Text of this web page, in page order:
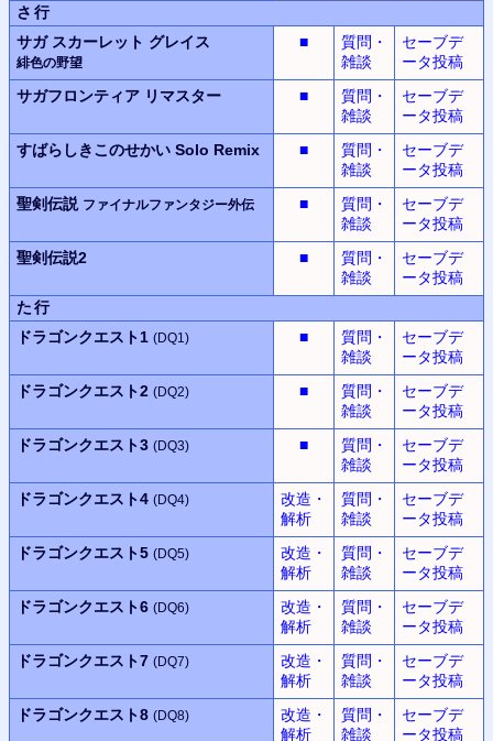
さ行
サガ スカーレット グレイス
緋色の野望
■
質問・
雑談
セーブデ
ータ投稿
サガフロンティア リマスター ■
質問・
雑談
セーブデ
ータ投稿
すばらしきこのせかい Solo Remix ■
質問・
雑談
セーブデ
ータ投稿
聖剣伝説 ファイナルファンタジー外伝 ■
質問・
雑談
セーブデ
ータ投稿
聖剣伝説2
■
質問・
雑談
セーブデ
ータ投稿
た行
ドラゴンクエスト1 (DQ1) ■
質問・
雑談
セーブデ
ータ投稿
ドラゴンクエスト2 (DQ2) ■
質問・
雑談
セーブデ
ータ投稿
ドラゴンクエスト3 (DQ3) ■
質問・
雑談
セーブデ
ータ投稿
ドラゴンクエスト4 (DQ4)
改造・
解析
質問・
雑談
セーブデ
ータ投稿
ドラゴンクエスト5 (DQ5)
改造・
解析
質問・
雑談
セーブデ
ータ投稿
ドラゴンクエスト6 (DQ6)
改造・
解析
質問・
雑談
セーブデ
ータ投稿
ドラゴンクエスト7 (DQ7)
改造・
解析
質問・
雑談
セーブデ
ータ投稿
ドラゴンクエスト8 (DQ8)
改造・
解析
質問・
雑談
セーブデ
ータ投稿